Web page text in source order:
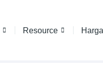
Resource Harga